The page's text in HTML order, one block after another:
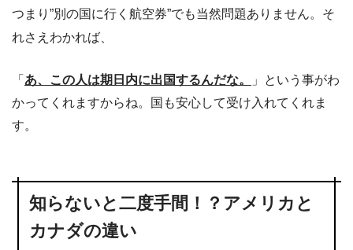
つまり”別の国に行く航空券”でも当然問題ありません。そ
れさえわかれば、
「 あ、この人は期日内に出国するんだな。
」という事がわ
かってくれますからね。国も安心して受け入れてくれま
す。
知らないと二度手間！？アメリカと
カナダの違い